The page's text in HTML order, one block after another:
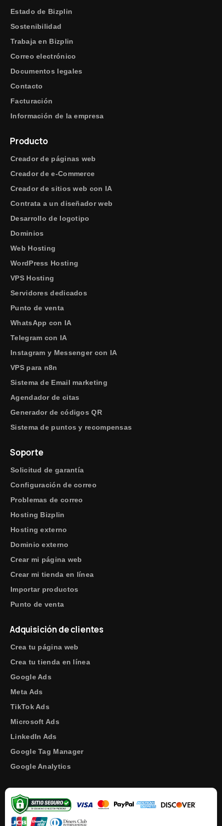
Estado de Bizplin
Sostenibilidad
Trabaja en Bizplin
Correo electrónico
Documentos legales
Contacto
Facturación
Información de la empresa
Producto
Creador de páginas web
Creador de e-Commerce
Creador de sitios web con IA
Contrata a un diseñador web
Desarrollo de logotipo
Dominios
Web Hosting
WordPress Hosting
VPS Hosting
Servidores dedicados
Punto de venta
WhatsApp con IA
Telegram con IA
Instagram y Messenger con IA
VPS para n8n
Sistema de Email marketing
Agendador de citas
Generador de códigos QR
Sistema de puntos y recompensas
Soporte
Solicitud de garantía
Configuración de correo
Problemas de correo
Hosting Bizplin
Hosting externo
Dominio externo
Crear mi página web
Crear mi tienda en línea
Importar productos
Punto de venta
Adquisición de clientes
Crea tu página web
Crea tu tienda en línea
Google Ads
Meta Ads
TikTok Ads
Microsoft Ads
LinkedIn Ads
Google Tag Manager
Google Analytics